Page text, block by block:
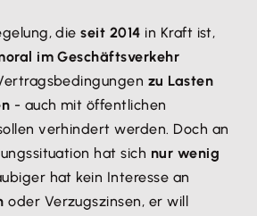
dieseit 2014 in Kraft ist,
im Geschäftsverkehr
zu Lasten
- auch mit öffentlichen
verhindert werden. Doch an
hat sich nur wenig
hat kein Interesse an
oder Verzugszinsen, er will